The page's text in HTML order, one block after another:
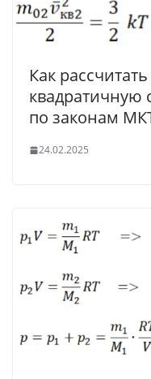
Как
квадратичную
по законам
24.02.2025